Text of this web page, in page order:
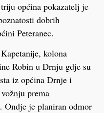
općina pokazatelj je
dobrih
Peteranec.
kolona
Robin u Drnju gdje su
iz općina Drnje i
prema
je planiran odmor